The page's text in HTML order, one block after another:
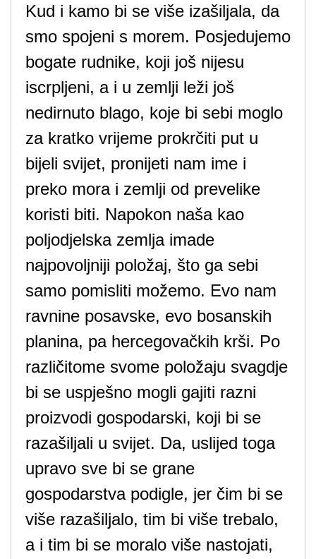
Kud i kamo bi se više izašiljala, da
smo spojeni s morem. Posjedujemo
bogate rudnike, koji još nijesu
iscrpljeni, a i u zemlji leži još
nedirnuto blago, koje bi sebi moglo
za kratko vrijeme prokrčiti put u
bijeli svijet, pronijeti nam ime i
preko mora i zemlji od prevelike
koristi biti. Napokon naša kao
poljodjelska zemlja imade
najpovoljniji položaj, što ga sebi
samo pomisliti možemo. Evo nam
ravnine posavske, evo bosanskih
planina, pa hercegovačkih krši. Po
različitome svome položaju svagdje
bi se uspješno mogli gajiti razni
proizvodi gospodarski, koji bi se
razašiljali u svijet. Da, uslijed toga
upravo sve bi se grane
gospodarstva podigle, jer čim bi se
više razašiljalo, tim bi više trebalo,
a i tim bi se moralo više nastojati,